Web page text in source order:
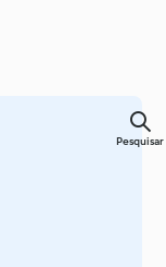
Pesquisar